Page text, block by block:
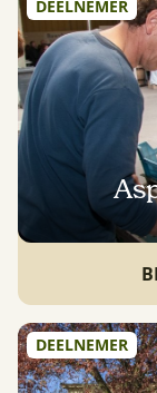
DEELNEMER
DEELNEMER